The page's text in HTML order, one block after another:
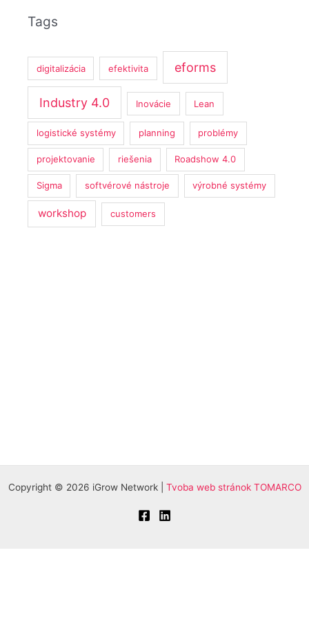
Tags
digitalizácia efektivita eforms
Industry 4.0 Inovácie Lean
logistické systémy planning problémy
projektovanie riešenia Roadshow 4.0
Sigma softvérové nástroje výrobné systémy
workshop customers
Copyright © 2026 iGrow Network | Tvoba web stránok TOMARCO